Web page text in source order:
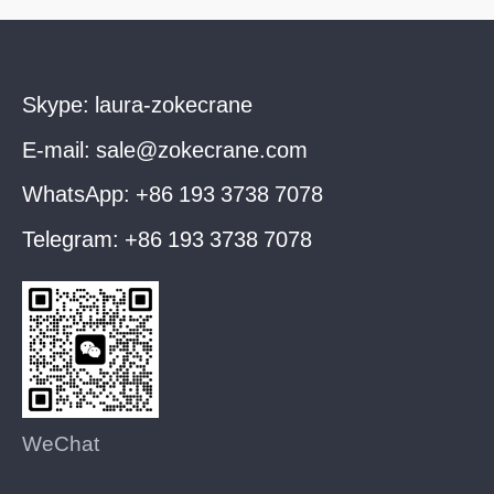
Skype: laura-zokecrane
E-mail: sale@zokecrane.com
WhatsApp: +86 193 3738 7078
Telegram: +86 193 3738 7078
WeChat